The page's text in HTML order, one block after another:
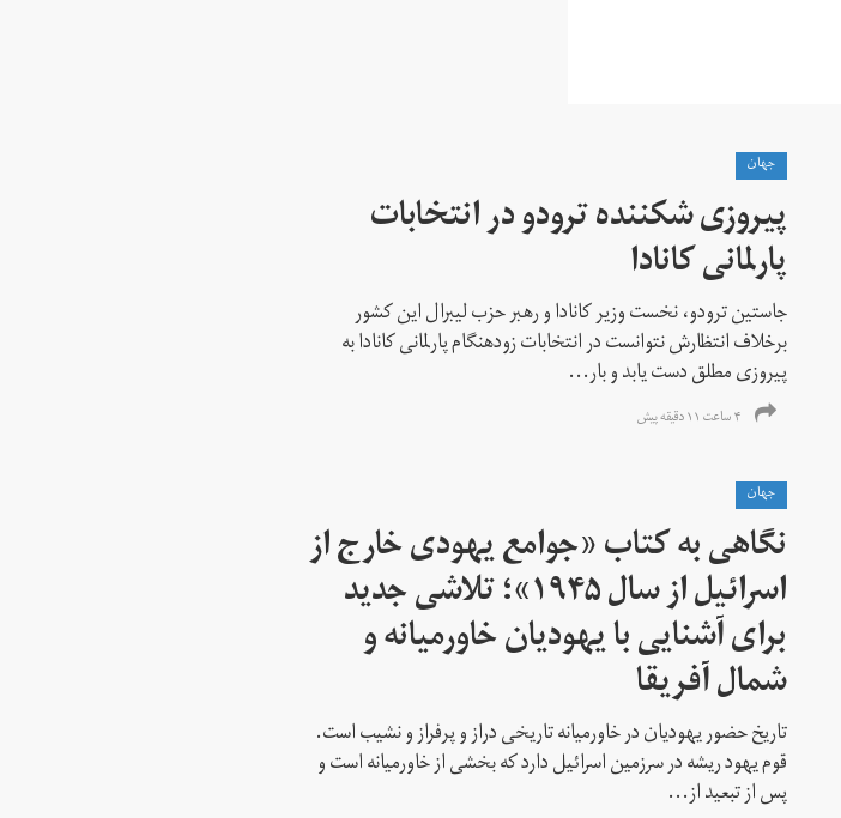
جهان
پیروزی شکننده ترودو در انتخابات
پارلمانی کانادا
جاستین ترودو، نخست وزیر کانادا و رهبر حزب لیبرال این کشور
برخلاف انتظارش نتوانست در انتخابات زود‌هنگام پارلمانی کانادا به
پیروزی مطلق دست یابد و بار...
۴ ساعت ۱۱ دقیقه پیش
جهان
نگاهی به کتاب «جوامع یهودی خارج از
اسرائیل از سال ۱۹۴۵»؛ تلاشی جدید
برای آشنایی با یهودیان خاورمیانه و
شمال آفریقا
تاریخ حضور یهودیان در خاورمیانه تاریخی دراز و پرفراز و نشیب است.
قوم یهود ریشه در سرزمین اسرائیل دارد که بخشی از خاورمیانه است و
پس از تبعید از...